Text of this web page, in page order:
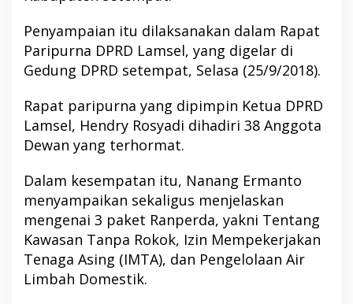
Penyampaian itu dilaksanakan dalam Rapat
Paripurna DPRD Lamsel, yang digelar di
Gedung DPRD setempat, Selasa (25/9/2018).
Rapat paripurna yang dipimpin Ketua DPRD
Lamsel, Hendry Rosyadi dihadiri 38 Anggota
Dewan yang terhormat.
Dalam kesempatan itu, Nanang Ermanto
menyampaikan sekaligus menjelaskan
mengenai 3 paket Ranperda, yakni Tentang
Kawasan Tanpa Rokok, Izin Mempekerjakan
Tenaga Asing (IMTA), dan Pengelolaan Air
Limbah Domestik.